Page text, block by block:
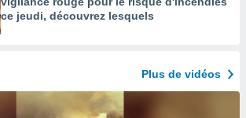
ce jeudi, découvrez lesquels
Plus de vidéos